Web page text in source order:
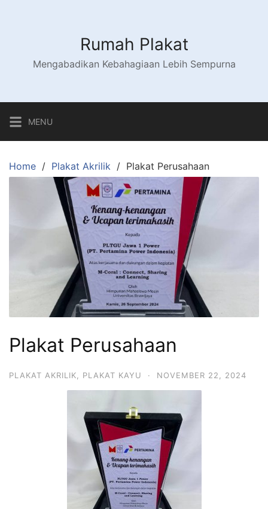
Rumah Plakat
Mengabadikan Kebahagiaan Lebih Sempurna
MENU
Home Plakat Akrilik Plakat Perusahaan
Plakat Perusahaan
PLAKAT AKRILIK PLAKAT KAYU · NOVEMBER 22, 2024